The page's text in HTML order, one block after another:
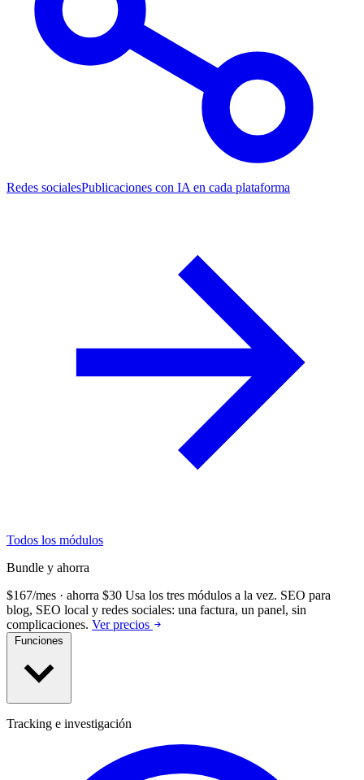
Redes socialesPublicaciones con IA en cada plataforma
Todos los módulos
Bundle y ahorra
$167/mes · ahorra $30 Usa los tres módulos a la vez. SEO para
blog, SEO local y redes sociales: una factura, un panel, sin
complicaciones. Ver precios
Tracking e investigación